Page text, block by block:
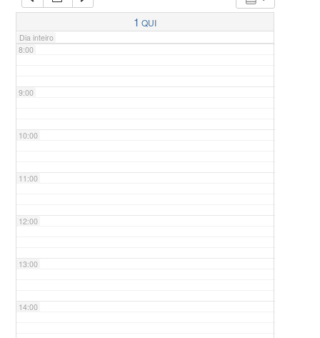
1 QUI
Dia inteiro
7:00
8:00
9:00
10:00
11:00
12:00
13:00
14:00